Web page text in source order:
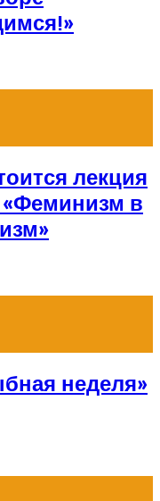
лекция
«Феминизм в
неделя»